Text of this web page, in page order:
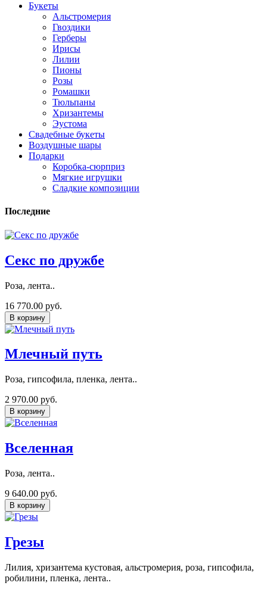
Букеты
Альстромерия
Гвоздики
Герберы
Ирисы
Лилии
Пионы
Розы
Ромашки
Тюльпаны
Хризантемы
Эустома
Свадебные букеты
Воздушные шары
Подарки
Коробка-сюрприз
Мягкие игрушки
Сладкие композиции
Последние
Секс по дружбе
Роза, лента..
16 770.00 руб.
В корзину
Млечный путь
Роза, гипсофила, пленка, лента..
2 970.00 руб.
В корзину
Вселенная
Роза, лента..
9 640.00 руб.
В корзину
Грезы
Лилия, хризантема кустовая, альстромерия, роза, гипсофила,
робилини, пленка, лента..